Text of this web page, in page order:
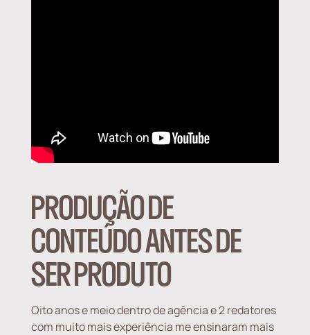
PRODUÇÃO DE
CONTEÚDO ANTES DE
SER PRODUTO
Oito anos e meio dentro de agência e 2 redatores
com muito mais experiência me ensinaram mais